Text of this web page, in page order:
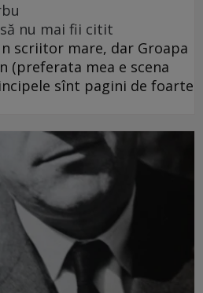
nu mai fii citit
scriitor mare, dar Groapa
(preferata mea e scena
sînt pagini de foarte